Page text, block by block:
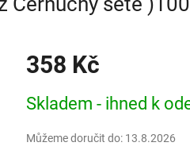
358 Kč
cena:
Skladem - ihned k
Můžeme doručit do: 13.8.2026